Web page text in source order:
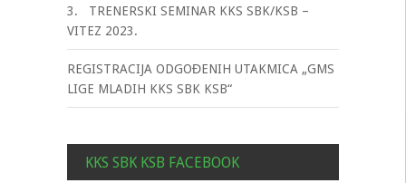
3. TRENERSKI SEMINAR KKS SBK/KSB –
VITEZ 2023.
REGISTRACIJA ODGOĐENIH UTAKMICA „GMS
LIGE MLADIH KKS SBK KSB“
KKS SBK KSB FACEBOOK